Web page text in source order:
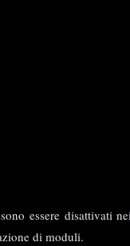
essere disattivati
di moduli.